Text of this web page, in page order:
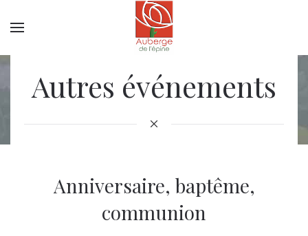
Autres événements
Anniversaire, baptême,
communion